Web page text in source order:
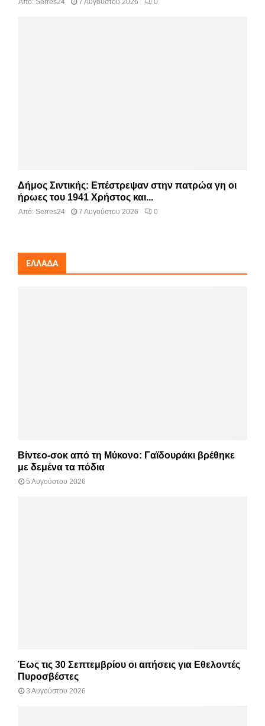
Από: Serres24 7 Αυγούστου 2026 0
Δήμος Σιντικής: Επέστρεψαν στην πατρώα γη οι
ήρωες του 1941 Χρήστος και...
Από: Serres24 7 Αυγούστου 2026 0
ΕΛΛΆΔΑ
Βίντεο-σοκ από τη Μύκονο: Γαϊδουράκι βρέθηκε
με δεμένα τα πόδια
5 Αυγούστου 2026
Έως τις 30 Σεπτεμβρίου οι αιτήσεις για Εθελοντές
Πυροσβέστες
3 Αυγούστου 2026